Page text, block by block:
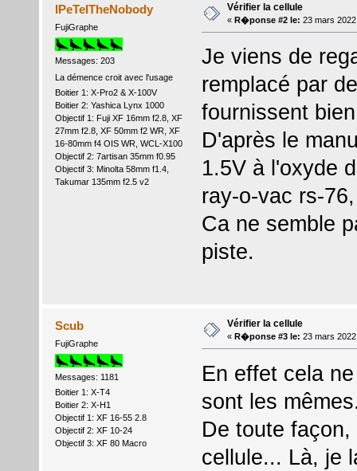
IPeTeITheNobody
FujiGraphe
Messages: 203
La démence croit avec l'usage
Boitier 1: X-Pro2 & X-100V
Boitier 2: Yashica Lynx 1000
Objectif 1: Fuji XF 16mm f2.8, XF
27mm f2.8, XF 50mm f2 WR, XF
16-80mm f4 OIS WR, WCL-X100
Objectif 2: 7artisan 35mm f0.95
Objectif 3: Minolta 58mm f1.4,
Takumar 135mm f2.5 v2
Vérifier la cellule
« R�ponse #2 le: 23 mars
Je viens de
remplacé par
fournissent
D'après le
1.5V à l'oxyde
ray-o-vac rs-
Ca ne semble
piste.
Scub
FujiGraphe
Messages: 1181
Boitier 1: X-T4
Boitier 2: X-H1
Objectif 1: XF 16-55 2.8
Objectif 2: XF 10-24
Objectif 3: XF 80 Macro
Vérifier la cellule
« R�ponse #3 le: 23 mars
En effet cela
sont les
De toute
cellule... Là, je